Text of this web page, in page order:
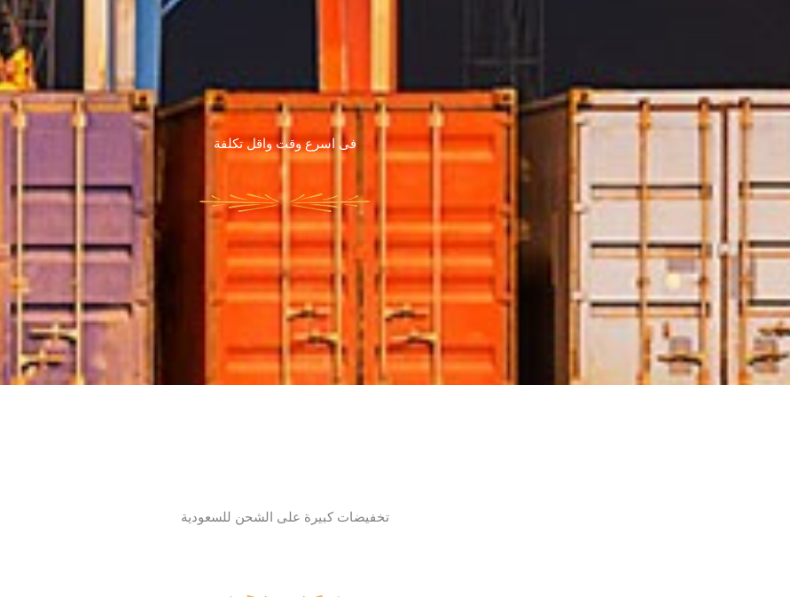
فى اسرع وقت واقل تكلفة
تخفيضات كبيرة على الشحن للسعودية